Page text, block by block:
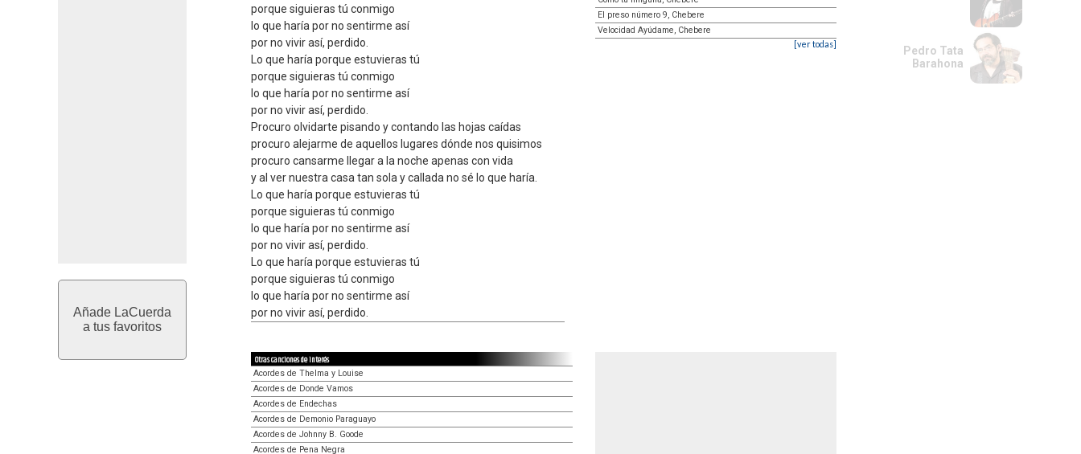
Añade LaCuerda
a tus favoritos
porque siguieras tú conmigo
lo que haría por no sentirme así
por no vivir así, perdido.
Lo que haría porque estuvieras tú
porque siguieras tú conmigo
lo que haría por no sentirme así
por no vivir así, perdido.
Procuro olvidarte pisando y contando las hojas caídas
procuro alejarme de aquellos lugares dónde nos quisimos
procuro cansarme llegar a la noche apenas con vida
y al ver nuestra casa tan sola y callada no sé lo que haría.
Lo que haría porque estuvieras tú
porque siguieras tú conmigo
lo que haría por no sentirme así
por no vivir así, perdido.
Lo que haría porque estuvieras tú
porque siguieras tú conmigo
lo que haría por no sentirme así
por no vivir así, perdido.
El preso número 9, Chebere
Velocidad Ayúdame, Chebere
[ver todas]
Otras canciones de interés
Acordes de Thelma y Louise
Acordes de Donde Vamos
Acordes de Endechas
Acordes de Demonio Paraguayo
Acordes de Johnny B. Goode
Acordes de Pena Negra
Pedro Tata
Barahona